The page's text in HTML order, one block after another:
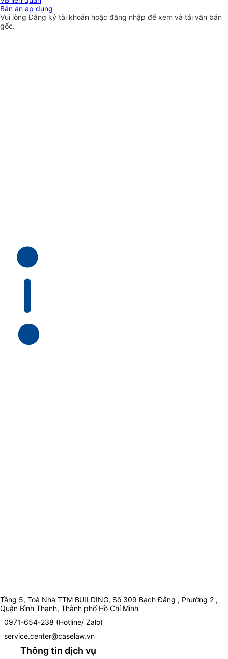
Bản án áp dụng
Vui lòngĐăng ký tài khoản hoặc đăng nhập để xem và tải văn bản
gốc.
Tầng 5, Toà Nhà TTM BUILDING, Số 309 Bạch Đằng , Phường 2 ,
Quận Bình Thạnh, Thành phố Hồ Chí Minh
0971-654-238 (Hotline/ Zalo)
service.center@caselaw.vn
Thông tin dịch vụ